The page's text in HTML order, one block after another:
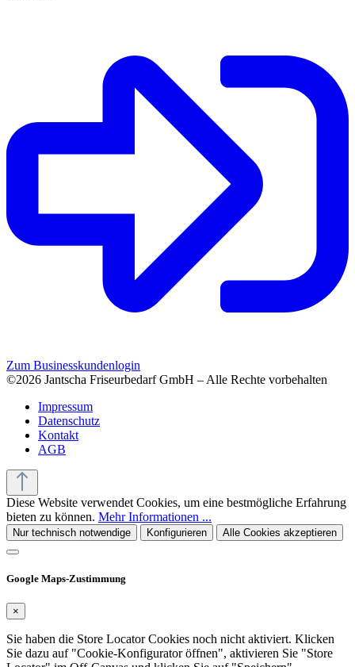
Zum Businesskundenlogin
©2026 Jantscha Friseurbedarf GmbH – Alle Rechte vorbehalten
Impressum
Datenschutz
Kontakt
AGB
Diese Website verwendet Cookies, um eine bestmögliche Erfahrung
bieten zu können. Mehr Informationen ...
Nur technisch notwendige Konfigurieren Alle Cookies akzeptieren
Google Maps-Zustimmung
×
Sie haben die Store Locator Cookies noch nicht aktiviert. Klicken
Sie dazu auf "Cookie-Konfigurator öffnen", aktivieren Sie "Store